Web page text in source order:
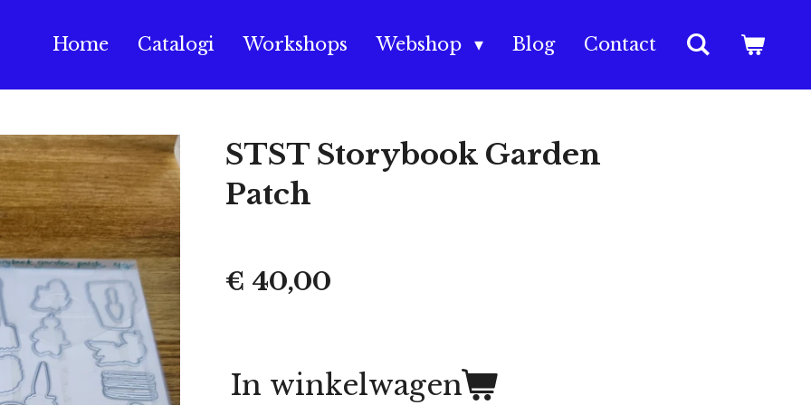
Home Catalogi Workshops Webshop Blog Contact
STST Storybook Garden
Patch
€ 40,00
In winkelwagen